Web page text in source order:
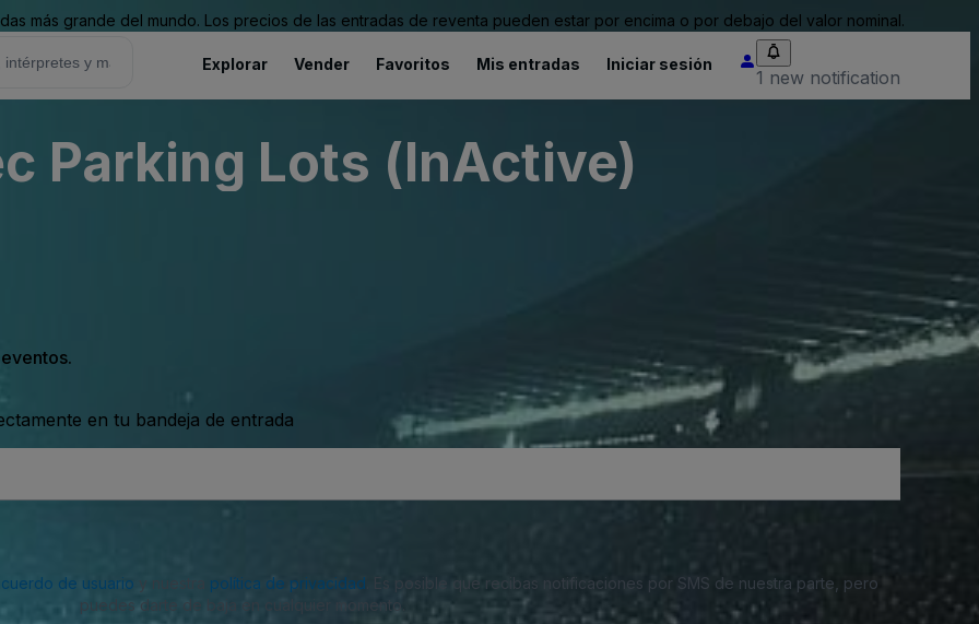
más grande del mundo. Los precios de las entradas de reventa pueden estar por encima o por debajo del valor nominal.
Explorar Vender Favoritos Mis entradas Iniciar sesión
1 new notification
Parking Lots (InActive)
en tu bandeja de entrada
de usuario política de privacidad . Es posible que recibas notificaciones por SMS de nuestra parte, pero
puedes darte de baja en cualquier momento.